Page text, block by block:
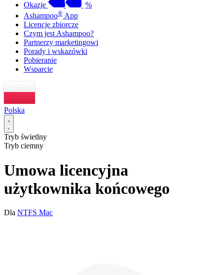
Okazje
%
Ashampoo® App
Licencje zbiorcze
Czym jest Ashampoo?
Partnerzy marketingowi
Porady i wskazówki
Pobieranie
Wsparcie
Polska
Tryb świetlny
Tryb ciemny
Umowa licencyjna
użytkownika końcowego
Dla NTFS Mac